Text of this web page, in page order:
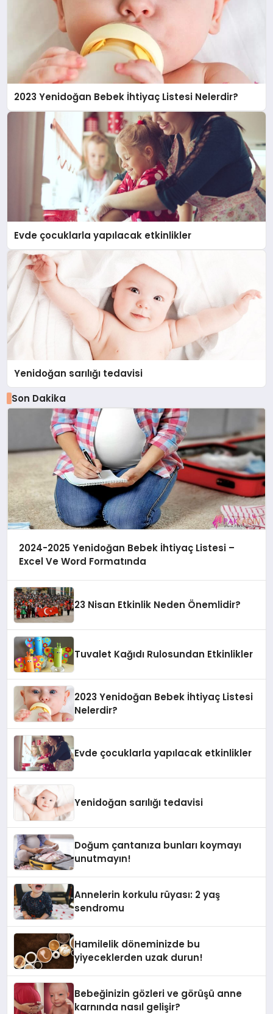
2023 Yenidoğan Bebek İhtiyaç Listesi Nelerdir?
Evde çocuklarla yapılacak etkinlikler
Yenidoğan sarılığı tedavisi
Son Dakika
2024-2025 Yenidoğan Bebek İhtiyaç Listesi –
Excel Ve Word Formatında
23 Nisan Etkinlik Neden Önemlidir?
Tuvalet Kağıdı Rulosundan Etkinlikler
2023 Yenidoğan Bebek İhtiyaç Listesi
Nelerdir?
Evde çocuklarla yapılacak etkinlikler
Yenidoğan sarılığı tedavisi
Doğum çantanıza bunları koymayı
unutmayın!
Annelerin korkulu rüyası: 2 yaş
sendromu
Hamilelik döneminizde bu
yiyeceklerden uzak durun!
Bebeğinizin gözleri ve görüşü anne
karnında nasıl gelişir?